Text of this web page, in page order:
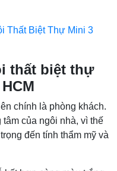
Thất Biệt Thự Mini 3
thất biệt thự
chính là phòng khách.
của ngôi nhà, vì thế
đến tính thẩm mỹ và